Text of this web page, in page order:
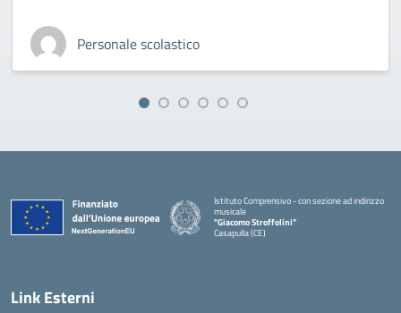
Personale scolastico
Istituto Comprensivo - con sezione ad indirizzo
musicale
"Giacomo Stroffolini"
Casapulla (CE)
Link Esterni